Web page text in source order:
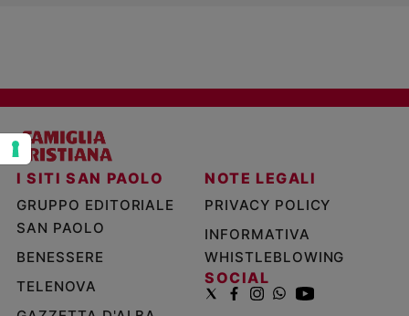
Contatti
Pubblicità
Registrati
Redazione
I SITI SAN PAOLO
GRUPPO EDITORIALE
SAN PAOLO
BENESSERE
TELENOVA
NOTE LEGALI
PRIVACY POLICY
INFORMATIVA
WHISTLEBLOWING
SOCIAL